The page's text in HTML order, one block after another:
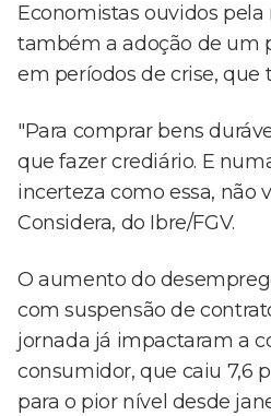
Economistas ouvidos
também a adoção de um
em períodos de crise, que
"Para comprar bens
que fazer crediário. E
incerteza como essa, não
Considera, do Ibre/FGV.
O aumento do
com suspensão de
jornada já impactaram a
consumidor, que caiu 7,6
para o pior nível desde